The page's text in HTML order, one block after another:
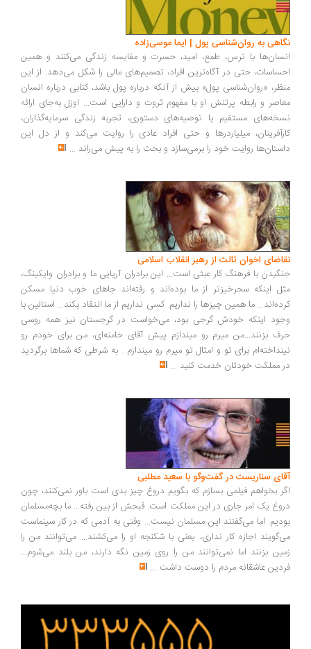
به روان‌شناسی پول | ایما موسی‌زاده
با ترس، طمع، امید، حسرت و مقایسه زندگی می‌کنند و همین
حتی در آگاه‌ترین افراد، تصمیم‌های مالی را شکل می‌دهد. از این
«روان‌شناسی پول» بیش از آنکه درباره پول باشد، کتابی درباره انسان
و رابطه پرتنش او با مفهوم ثروت و دارایی است... اوزل به‌جای ارائه
مستقیم یا توصیه‌های دستوری، تجربه زندگی سرمایه‌گذاران،
میلیاردرها و حتی افراد عادی را روایت می‌کند و از دل این
روایت خود را برمی‌سازد و بحث را به پیش می‌راند ...
اخوان ثالث از رهبر انقلاب اسلامی
با فرهنگ کار عبثی است... این برادران آریایی ما و برادران وایکینگ،
اینکه سحرخیزتر از ما بوده‌اند و رفته‌اند جاهای خوب دنیا مسکن
ما همین چیزها را نداریم. کسی نداریم از ما انتقاد بکند... استالین با
اینکه خودش گرجی بود، می‌خواست در گرجستان نیز همه روسی
بزنند...من میرم رو میندازم پیش آقای خامنه‌ای، من برای خودم رو
برای تو و امثال تو میرم رو میندازم... به شرطی که شماها برگردید
مملکت خودتان خدمت کنید...
سناریست در گفت‌وگو با سعید مطلبی
بخواهم فیلمی بسازم که بگویم دروغ چیز بدی است باور نمی‌کنند، چون
یک امر جاری در این مملکت است. قبحش از بین رفته... ما بچه‌مسلمان
اما می‌گفتند این مسلمان نیست... وقتی به آدمی که در کار سینماست
اجازه کار نداری، یعنی با شکنجه او را می‌کشند... می‌توانند من را
بزنند اما نمی‌توانند من را روی زمین نگه دارند، من بلند می‌شوم...
عاشقانه مردم را دوست داشت ...